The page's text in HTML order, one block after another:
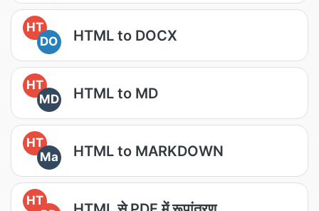
HT
DO
HTML to DOCX
HT
MD
HTML to MD
HT
Ma
HTML to MARKDOWN
HT